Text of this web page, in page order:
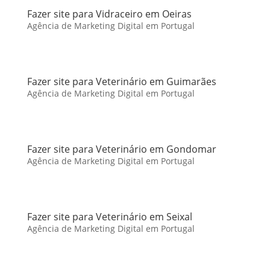
Fazer site para Vidraceiro em Oeiras
Agência de Marketing Digital em Portugal
Fazer site para Veterinário em Guimarães
Agência de Marketing Digital em Portugal
Fazer site para Veterinário em Gondomar
Agência de Marketing Digital em Portugal
Fazer site para Veterinário em Seixal
Agência de Marketing Digital em Portugal